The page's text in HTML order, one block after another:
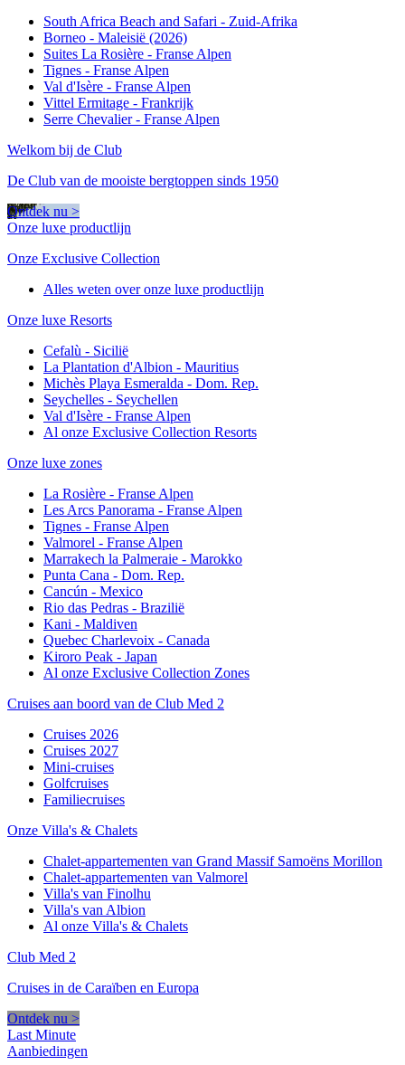
South Africa Beach and Safari - Zuid-Afrika
Borneo - Maleisië (2026)
Suites La Rosière - Franse Alpen
Tignes - Franse Alpen
Val d'Isère - Franse Alpen
Vittel Ermitage - Frankrijk
Serre Chevalier - Franse Alpen
Welkom bij de Club
De Club van de mooiste bergtoppen sinds 1950
Ontdek nu >
Onze luxe productlijn
Onze Exclusive Collection
Alles weten over onze luxe productlijn
Onze luxe Resorts
Cefalù - Sicilië
La Plantation d'Albion - Mauritius
Michès Playa Esmeralda - Dom. Rep.
Seychelles - Seychellen
Val d'Isère - Franse Alpen
Al onze Exclusive Collection Resorts
Onze luxe zones
La Rosière - Franse Alpen
Les Arcs Panorama - Franse Alpen
Tignes - Franse Alpen
Valmorel - Franse Alpen
Marrakech la Palmeraie - Marokko
Punta Cana - Dom. Rep.
Cancún - Mexico
Rio das Pedras - Brazilië
Kani - Maldiven
Quebec Charlevoix - Canada
Kiroro Peak - Japan
Al onze Exclusive Collection Zones
Cruises aan boord van de Club Med 2
Cruises 2026
Cruises 2027
Mini-cruises
Golfcruises
Familiecruises
Onze Villa's & Chalets
Chalet-appartementen van Grand Massif Samoëns Morillon
Chalet-appartementen van Valmorel
Villa's van Finolhu
Villa's van Albion
Al onze Villa's & Chalets
Club Med 2
Cruises in de Caraïben en Europa
Ontdek nu >
Last Minute
Aanbiedingen